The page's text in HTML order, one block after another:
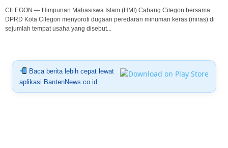
CILEGON — Himpunan Mahasiswa Islam (HMI) Cabang Cilegon bersama
DPRD Kota Cilegon menyoroti dugaan peredaran minuman keras (miras) di
sejumlah tempat usaha yang disebut...
Baca berita lebih cepat lewat
aplikasi BantenNews.co.id